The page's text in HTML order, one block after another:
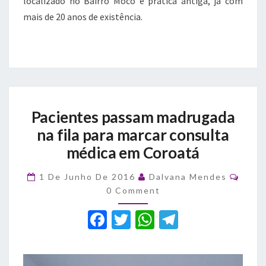
mais de 20 anos de existência.
passam
na
fila
marcar
consulta
médica
em
Coroatá
Pacientes passam madrugada
na fila para marcar consulta
médica em Coroatá
1 De Junho De 2016 Dalvana Mendes
0 Comment
F
c
T
it
W
at e